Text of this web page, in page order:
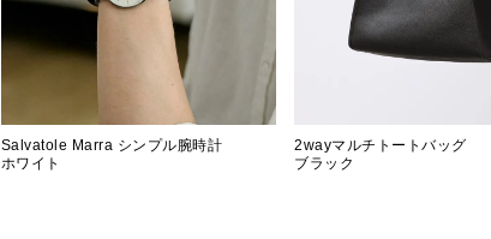
Salvatole Marra シンプル腕時計
ホワイト
2wayマルチトートバッグ
ブラック